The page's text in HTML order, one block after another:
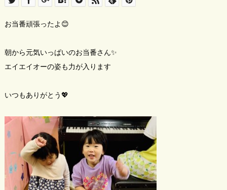
お当番頑張ったよ😊
朝から元気いっぱいのお当番さん✨
エイエイオーの姿も力が入ります
いつもありがとう💖